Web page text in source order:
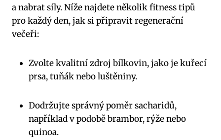
a nabrat síly. Níže najdete několik fitness tipů
pro každý den, jak si připravit regenerační
večeři:
Zvolte kvalitní zdroj bílkovin, jako je kuřecí
prsa, tuňák nebo luštěniny.
Dodržujte správný poměr sacharidů,
například v podobě brambor, rýže nebo
quinoa.